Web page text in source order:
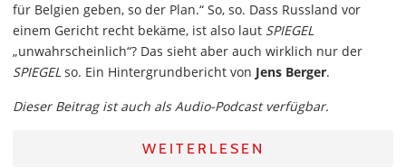
für Belgien geben, so der Plan.“ So, so. Dass Russland vor
einem Gericht recht bekäme, ist also laut SPIEGEL
„unwahrscheinlich“? Das sieht aber auch wirklich nur der
SPIEGEL so. Ein Hintergrundbericht von Jens Berger.
Dieser Beitrag ist auch als Audio-Podcast verfügbar.
WEITERLESEN